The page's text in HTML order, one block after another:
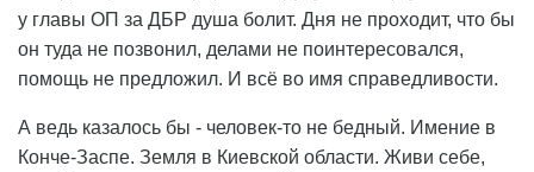
у главы ОП за ДБР душа болит. Дня не проходит, что бы
он туда не позвонил, делами не поинтересовался,
помощь не предложил. И всё во имя справедливости.
А ведь казалось бы - человек-то не бедный. Имение в
Конче-Заспе. Земля в Киевской области. Живи себе,